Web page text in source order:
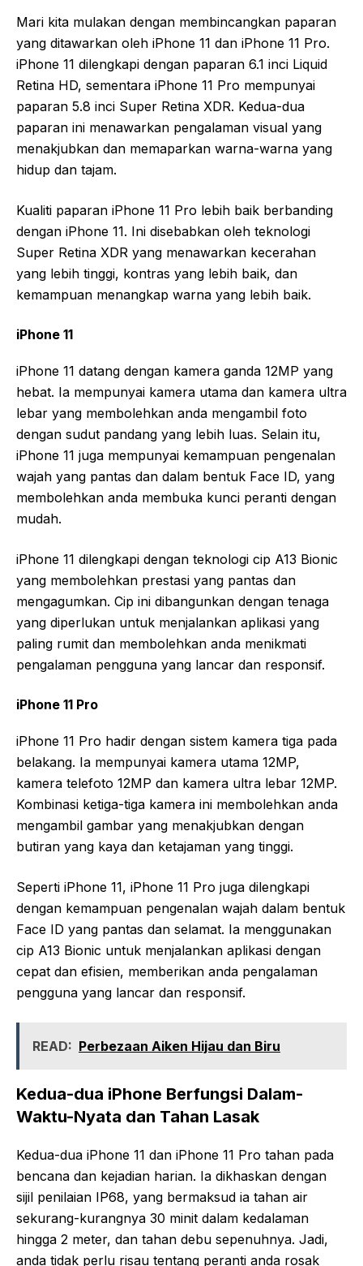
Mari kita mulakan dengan membincangkan paparan
yang ditawarkan oleh iPhone 11 dan iPhone 11 Pro.
iPhone 11 dilengkapi dengan paparan 6.1 inci Liquid
Retina HD, sementara iPhone 11 Pro mempunyai
paparan 5.8 inci Super Retina XDR. Kedua-dua
paparan ini menawarkan pengalaman visual yang
menakjubkan dan memaparkan warna-warna yang
hidup dan tajam.
Kualiti paparan iPhone 11 Pro lebih baik berbanding
dengan iPhone 11. Ini disebabkan oleh teknologi
Super Retina XDR yang menawarkan kecerahan
yang lebih tinggi, kontras yang lebih baik, dan
kemampuan menangkap warna yang lebih baik.
iPhone 11
iPhone 11 datang dengan kamera ganda 12MP yang
hebat. Ia mempunyai kamera utama dan kamera ultra
lebar yang membolehkan anda mengambil foto
dengan sudut pandang yang lebih luas. Selain itu,
iPhone 11 juga mempunyai kemampuan pengenalan
wajah yang pantas dan dalam bentuk Face ID, yang
membolehkan anda membuka kunci peranti dengan
mudah.
iPhone 11 dilengkapi dengan teknologi cip A13 Bionic
yang membolehkan prestasi yang pantas dan
mengagumkan. Cip ini dibangunkan dengan tenaga
yang diperlukan untuk menjalankan aplikasi yang
paling rumit dan membolehkan anda menikmati
pengalaman pengguna yang lancar dan responsif.
iPhone 11 Pro
iPhone 11 Pro hadir dengan sistem kamera tiga pada
belakang. Ia mempunyai kamera utama 12MP,
kamera telefoto 12MP dan kamera ultra lebar 12MP.
Kombinasi ketiga-tiga kamera ini membolehkan anda
mengambil gambar yang menakjubkan dengan
butiran yang kaya dan ketajaman yang tinggi.
Seperti iPhone 11, iPhone 11 Pro juga dilengkapi
dengan kemampuan pengenalan wajah dalam bentuk
Face ID yang pantas dan selamat. Ia menggunakan
cip A13 Bionic untuk menjalankan aplikasi dengan
cepat dan efisien, memberikan anda pengalaman
pengguna yang lancar dan responsif.
READ: Perbezaan Aiken Hijau dan Biru
Kedua-dua iPhone Berfungsi Dalam-
Waktu-Nyata dan Tahan Lasak
Kedua-dua iPhone 11 dan iPhone 11 Pro tahan pada
bencana dan kejadian harian. Ia dikhaskan dengan
sijil penilaian IP68, yang bermaksud ia tahan air
sekurang-kurangnya 30 minit dalam kedalaman
hingga 2 meter, dan tahan debu sepenuhnya. Jadi,
anda tidak perlu risau tentang peranti anda rosak